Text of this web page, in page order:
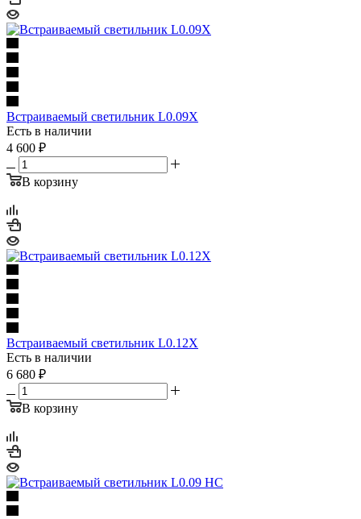
Встраиваемый светильник L0.09X
Есть в наличии
4 600 ₽
В корзину
Встраиваемый светильник L0.12X
Есть в наличии
6 680 ₽
В корзину